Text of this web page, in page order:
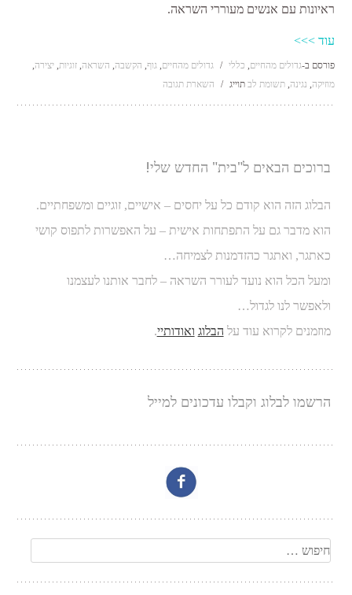
ראיונות עם אנשים מעוררי השראה.
עוד >>>
פורסם ב-גדולים מהחיים, כללי / גדולים מהחיים,גוף, הקשבה, השראה,זוגיות,יצירה,
מוזיקה, נגינה,תשומת לב תוייג / השארת תגובה
ברוכים הבאים ל"בית" החדש שלי!
הבלוג הזה הוא קודם כל על יחסים – אישיים, זוגיים ומשפחתיים.
הוא מדבר גם על התפתחות אישית – על האפשרות לתפוס קושי
כאתגר, ואתגר כהזדמנות לצמיחה…
ומעל הכל הוא נועד לעורר השראה – לחבר אותנו לעצמנו
ולאפשר לנו לגדול…
מוזמנים לקרוא עוד על הבלוג ואודותיי.
הרשמו לבלוג וקבלו עדכונים למייל
חיפוש